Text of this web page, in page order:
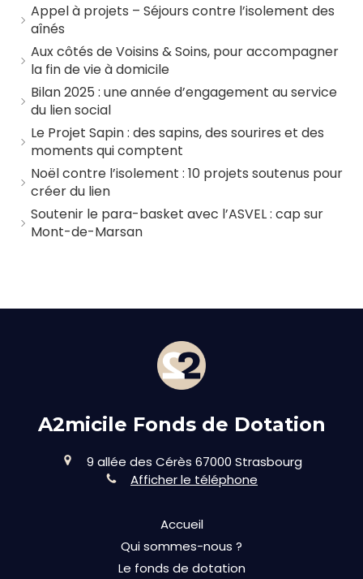
Appel à projets – Séjours contre l’isolement des
aînés
Aux côtés de Voisins & Soins, pour accompagner
la fin de vie à domicile
Bilan 2025 : une année d’engagement au service
du lien social
Le Projet Sapin : des sapins, des sourires et des
moments qui comptent
Noël contre l’isolement : 10 projets soutenus pour
créer du lien
Soutenir le para-basket avec l’ASVEL : cap sur
Mont-de-Marsan
A2micile Fonds de Dotation
9 allée des Cérès 67000 Strasbourg
Afficher le téléphone
Accueil
Qui sommes-nous ?
Le fonds de dotation